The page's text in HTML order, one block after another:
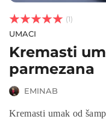


 (1)
UMACI
Kremasti
parmezana
EMINAB
Kremasti umak od